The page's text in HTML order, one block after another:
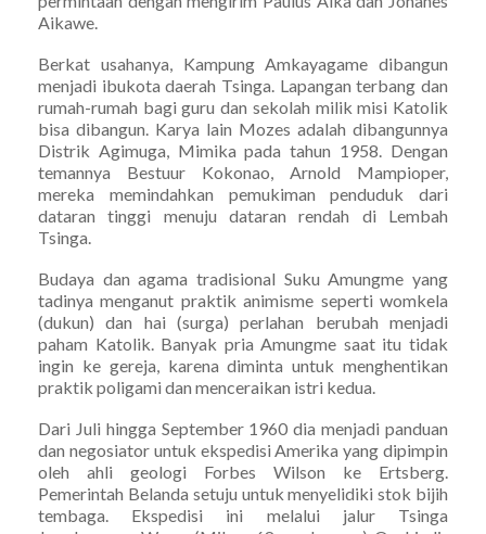
Aikawe.
Berkat usahanya, Kampung Amkayagame dibangun
menjadi ibukota daerah Tsinga. Lapangan terbang dan
rumah-rumah bagi guru dan sekolah milik misi Katolik
bisa dibangun. Karya lain Mozes adalah dibangunnya
Distrik Agimuga, Mimika pada tahun 1958. Dengan
temannya Bestuur Kokonao, Arnold Mampioper,
mereka memindahkan pemukiman penduduk dari
dataran tinggi menuju dataran rendah di Lembah
Tsinga.
Budaya dan agama tradisional Suku Amungme yang
tadinya menganut praktik animisme seperti womkela
(dukun) dan hai (surga) perlahan berubah menjadi
paham Katolik. Banyak pria Amungme saat itu tidak
ingin ke gereja, karena diminta untuk menghentikan
praktik poligami dan menceraikan istri kedua.
Dari Juli hingga September 1960 dia menjadi panduan
dan negosiator untuk ekspedisi Amerika yang dipimpin
oleh ahli geologi Forbes Wilson ke Ertsberg.
Pemerintah Belanda setuju untuk menyelidiki stok bijih
tembaga. Ekspedisi ini melalui jalur Tsinga